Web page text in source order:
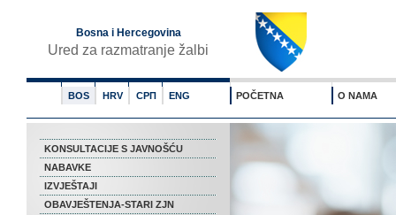
Bosna i Hercegovina
Ured za razmatranje žalbi
BOS HRV СРП ENG POČETNA O NAMA
KONSULTACIJE S JAVNOŠĆU
NABAVKE
IZVJEŠTAJI
OBAVJEŠTENJA-STARI ZJN